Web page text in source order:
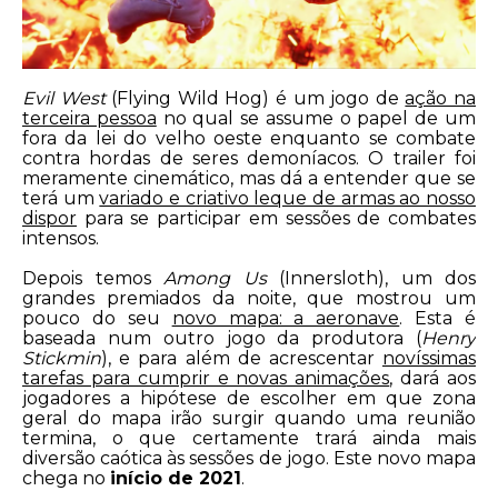
Evil West(Flying Wild Hog) é um jogo deação na
terceira pessoa no qual se assume o papel de um
fora da lei do velho oeste enquanto se combate
contra hordas de seres demoníacos. O trailer foi
meramente cinemático, mas dá a entender que se
terá umvariado e criativo leque de armas ao nosso
dispor para se participar em sessões de combates
intensos.
Depois temos Among Us(Innersloth), um dos
grandes premiados da noite, que mostrou um
pouco do seu novo mapa: a aeronave. Esta é
baseada num outro jogo da produtora (Henry
Stickmin), e para além de acrescentar novíssimas
tarefas para cumprir e novas animações, dará aos
jogadores a hipótese de escolher em que zona
geral do mapa irão surgir quando uma reunião
termina, o que certamente trará ainda mais
diversão caótica às sessões de jogo. Este novo mapa
chega no início de 2021.